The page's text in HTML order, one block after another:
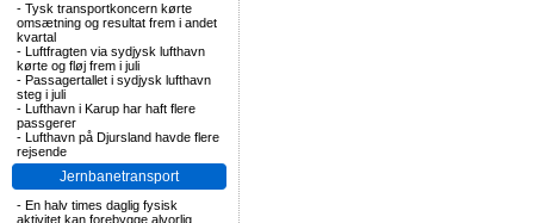
- Tysk transportkoncern kørte
omsætning og resultat frem i andet
kvartal
- Luftfragten via sydjysk lufthavn
kørte og fløj frem i juli
- Passagertallet i sydjysk lufthavn
steg i juli
- Lufthavn i Karup har haft flere
passgerer
- Lufthavn på Djursland havde flere
rejsende
Jernbanetransport
- En halv times daglig fysisk
aktivitet kan forebygge alvorlig